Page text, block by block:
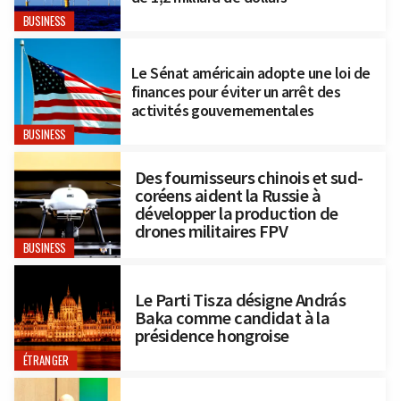
BUSINESS
BUSINESS
Le Sénat américain adopte une loi de
finances pour éviter un arrêt des
activités gouvernementales
BUSINESS
Des fournisseurs chinois et sud-
coréens aident la Russie à
développer la production de
drones militaires FPV
ÉTRANGER
Le Parti Tisza désigne András
Baka comme candidat à la
présidence hongroise